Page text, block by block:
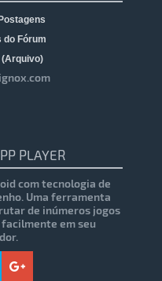
Fórum
(Arquivo)
PLAYER
com tecnologia de
Uma ferramenta
de inúmeros jogos
em seu